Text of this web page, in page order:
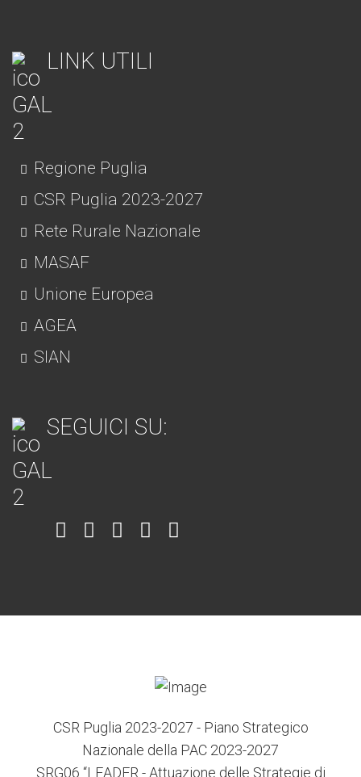
LINK UTILI
Regione Puglia
CSR Puglia 2023-2027
Rete Rurale Nazionale
MASAF
Unione Europea
AGEA
SIAN
SEGUICI SU:
Item Item Item Item
CSR Puglia 2023-2027 - Piano Strategico
Nazionale della PAC 2023-2027
SRG06 “LEADER - Attuazione delle Strategie di